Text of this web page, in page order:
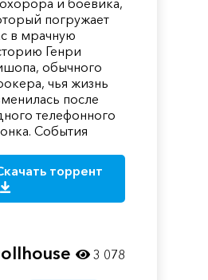
и боевика,
погружает
в мрачную
Генри
обычного
чья жизнь
после
телефонного
События
торрент
3 078